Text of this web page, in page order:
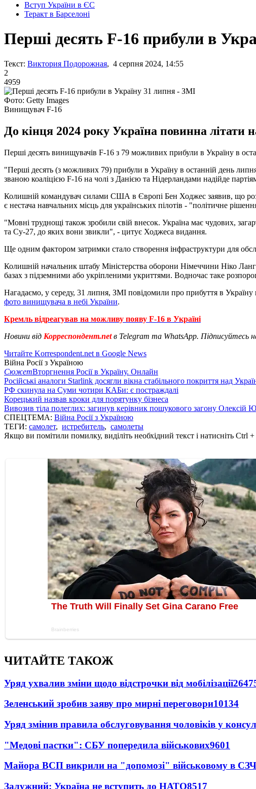
Вступ України в ЄС
Теракт в Барселоні
Перші десять F-16 прибули в
Текст: Виктория Подорожная, 4 серпня 2024, 14:55
2
4959
Фото: Getty Images
Винищувач F-16
До кінця 2024 року Україна повинна
Перші десять винищувачів F-16 з 79 можливих прибули в Україну в
"Перші десять (з можливих 79) прибули в Україну в останній день
званою коаліцією F-16 на чолі з Данією та Нідерландами надійде
Колишній командувач силами США в Європі Бен Ходжес заявив, що
є нестача навчальних місць для українських пілотів - "політичне
"Мовні труднощі також зробили свій внесок. Україна має чудових,
та Су-27, до яких вони звикли", - цитує Ходжеса видання.
Ще одним фактором затримки стало створення інфраструктури для
Колишній начальник штабу Міністерства оборони Німеччини Ніко
базах з підземними або укріпленими укриттями. Водночас таке
Нагадаємо, у середу, 31 липня, ЗМІ повідомили про прибуття в Україну
фото винищувача в небі України.
Кремль відреагував на можливу появу F-16 в Україні
Новини від Корреспондент.netв Telegram та WhatsApp. Підписуйтесь
Читайте Korrespondent.net в Google News
Війна Росії з Україною
СюжетВторгнення Росії в Україну. Онлайн
Російські аналоги Starlink досягли вікна стабільного покриття над
РФ скинула на Суми чотири КАБи: є постраждалі
Корецький назвав кроки для порятунку бізнеса
Вивозив тіла полеглих: загинув керівник пошукового загону Олексій
СПЕЦТЕМА: Війна Росії з Україною
ТЕГИ: самолет, истребитель, самолеты
Якщо ви помітили помилку, виділіть необхідний текст і натисніть
ЧИТАЙТЕ ТАКОЖ
Уряд ухвалив зміни щодо відстрочки від мобілізації
Зеленський зробив заяву про мирні переговори10134
Уряд змінив правила обслуговування чоловіків у
"Медові пастки": СБУ попередила військових9601
Майора ВСП викрили на "допомозі" військовому в СЗЧ
Залужний: Україна не вступить до НАТО8517